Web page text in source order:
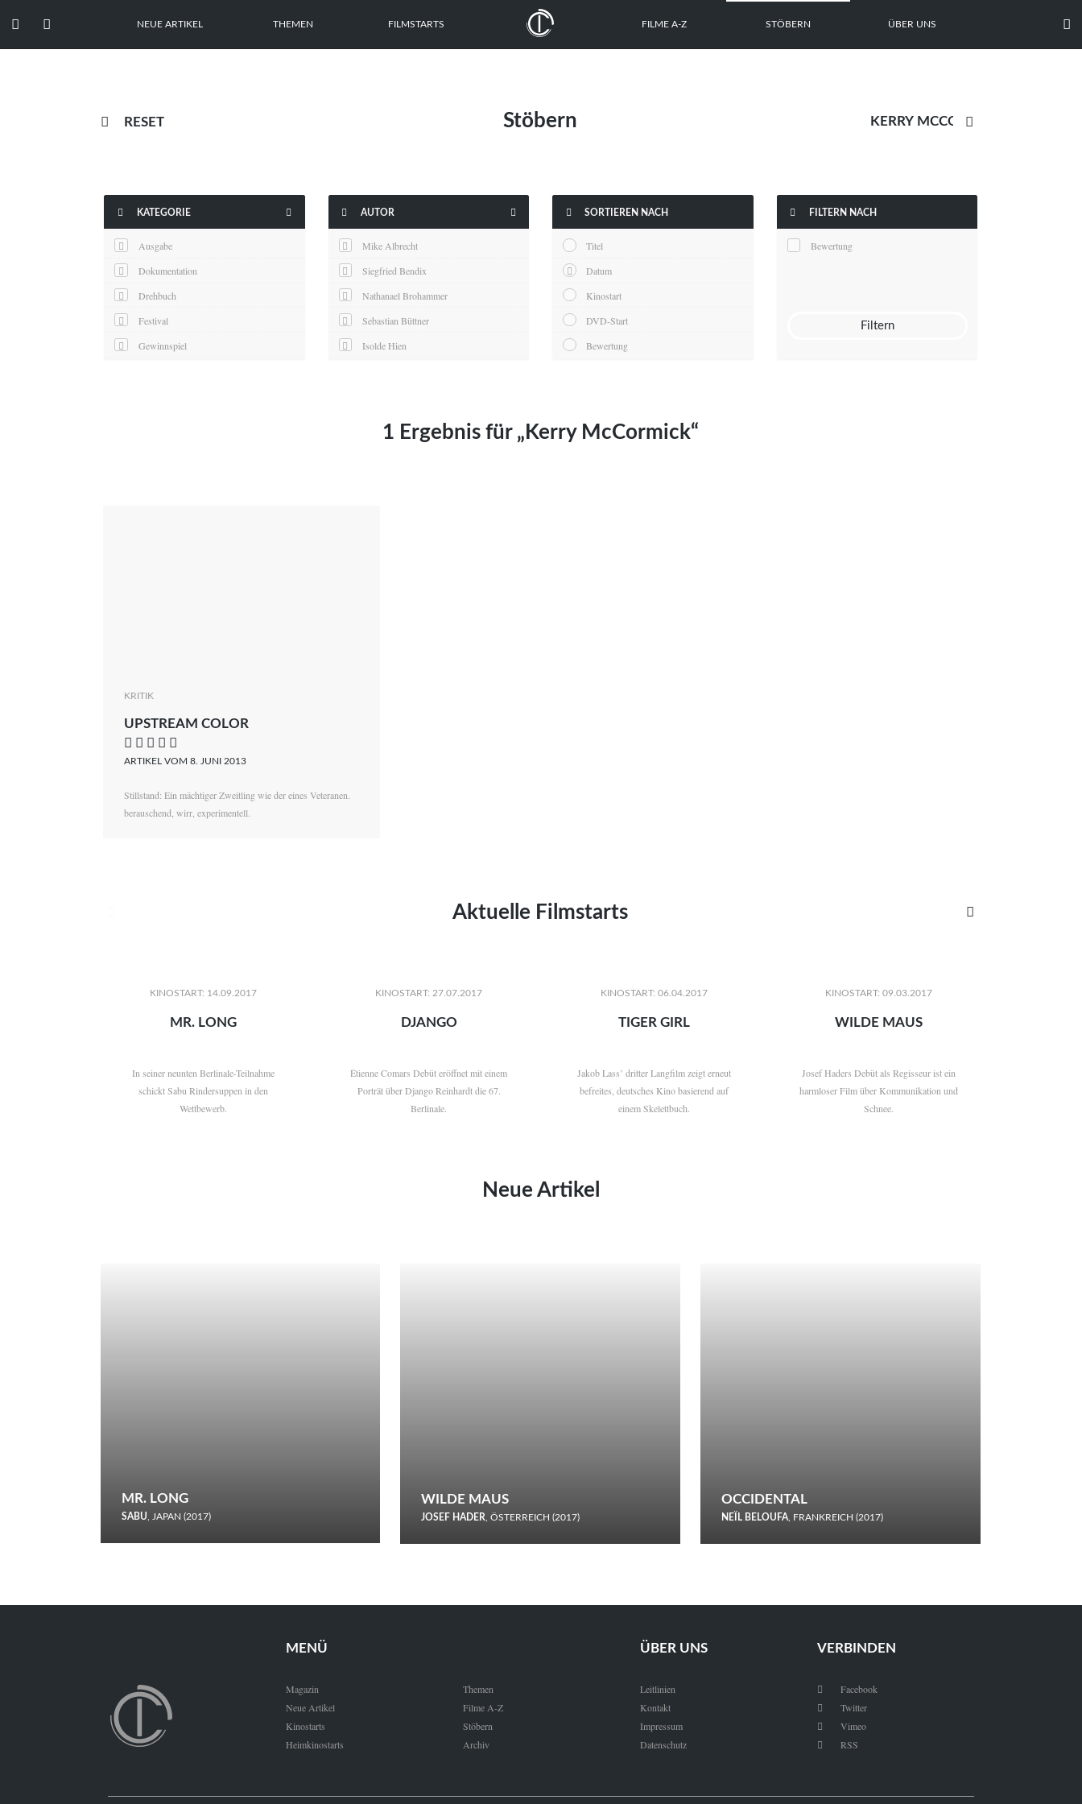
  NEUE ARTIKEL THEMEN FILMSTARTS FILME A-Z STÖBERN ÜBER UNS 
 RESET Stöbern 
 KATEGORIE 
Ausgabe
Dokumentation
Drehbuch
Festival
Gewinnspiel
 AUTOR 
Mike Albrecht
Siegfried Bendix
Nathanael Brohammer
Sebastian Büttner
Isolde Hien
Maximilian Kosing
 SORTIEREN NACH
Titel
Datum
Kinostart
DVD-Start
Bewertung
 FILTERN NACH
Bewertung
Filtern
1 Ergebnis für „Kerry McCormick“
KRITIK
UPSTREAM COLOR
    
ARTIKEL VOM 8. JUNI 2013
Stillstand: Ein mächtiger Zweitling wie der eines Veteranen.
berauschend, wirr, experimentell.
Aktuelle Filmstarts 
KINOSTART: 14.09.2017
MR. LONG
In seiner neunten Berlinale-Teilnahme
schickt Sabu Rindersuppen in den
Wettbewerb.
KINOSTART: 27.07.2017
DJANGO
Étienne Comars Debüt eröffnet mit einem
Porträt über Django Reinhardt die 67.
Berlinale.
KINOSTART: 06.04.2017
TIGER GIRL
Jakob Lass’ dritter Langfilm zeigt erneut
befreites, deutsches Kino basierend auf
einem Skelettbuch.
KINOSTART: 09.03.2017
WILDE MAUS
Josef Haders Debüt als Regisseur ist ein
harmloser Film über Kommunikation und
Schnee.
Neue Artikel
MR. LONG
SABU, JAPAN (2017)
den Wettbewerb.
WILDE MAUS
JOSEF HADER, ÖSTERREICH (2017)
Schnee.
OCCIDENTAL
NEÏL BELOUFA, FRANKREICH (2017)
MENÜ
Magazin
Neue Artikel
Kinostarts
Heimkinostarts
Themen
Filme A-Z
Stöbern
Archiv
ÜBER UNS
Leitlinien
Kontakt
Impressum
Datenschutz
VERBINDEN
 Facebook
 Twitter
 Vimeo
 RSS